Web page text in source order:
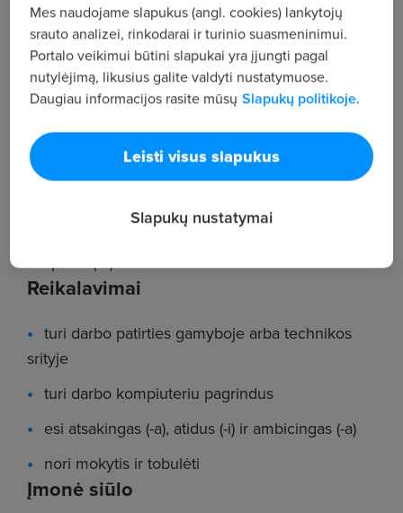
Darbo aprašymas
valdyti automatizuotus ir robotizuotus baldinės
plokštės gręžimo įrengimus;
užtikrinti produkto kokybę pagal brėžinius ir
kitus reikalavimus;
ekspertu (-e).
Reikalavimai
turi darbo patirties gamyboje arba technikos
srityje
turi darbo kompiuteriu pagrindus
esi atsakingas (-a), atidus (-i) ir ambicingas (-a)
nori mokytis ir tobulėti
Įmonė siūlo
Mes naudojame slapukus (angl. cookies) lankytojų
srauto analizei, rinkodarai ir turinio suasmeninimui.
Portalo veikimui būtini slapukai yra įjungti pagal
nutylėjimą, likusius galite valdyti nustatymuose.
Daugiau informacijos rasite mūsų Slapukų politikoje.
Leisti visus slapukus
Slapukų nustatymai